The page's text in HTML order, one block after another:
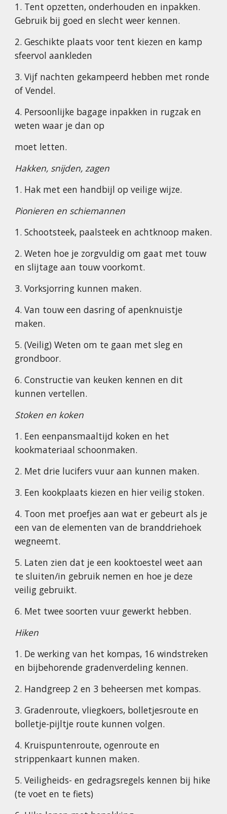
1. Tent opzetten, onderhouden en inpakken.
Gebruik bij goed en slecht weer kennen.
2. Geschikte plaats voor tent kiezen en kamp
sfeervol aankleden
3. Vijf nachten gekampeerd hebben met ronde
of Vendel.
4. Persoonlijke bagage inpakken in rugzak en
weten waar je dan op
moet letten.
Hakken, snijden, zagen
1. Hak met een handbijl op veilige wijze.
Pionieren en schiemannen
1. Schootsteek, paalsteek en achtknoop maken.
2. Weten hoe je zorgvuldig om gaat met touw
en slijtage aan touw voorkomt.
3. Vorksjorring kunnen maken.
4. Van touw een dasring of apenknuistje
maken.
5. (Veilig) Weten om te gaan met sleg en
grondboor.
6. Constructie van keuken kennen en dit
kunnen vertellen.
Stoken en koken
1. Een eenpansmaaltijd koken en het
kookmateriaal schoonmaken.
2. Met drie lucifers vuur aan kunnen maken.
3. Een kookplaats kiezen en hier veilig stoken.
4. Toon met proefjes aan wat er gebeurt als je
een van de elementen van de branddriehoek
wegneemt.
5. Laten zien dat je een kooktoestel weet aan
te sluiten/in gebruik nemen en hoe je deze
veilig gebruikt.
6. Met twee soorten vuur gewerkt hebben.
Hiken
1. De werking van het kompas, 16 windstreken
en bijbehorende gradenverdeling kennen.
2. Handgreep 2 en 3 beheersen met kompas.
3. Gradenroute, vliegkoers, bolletjesroute en
bolletje-pijltje route kunnen volgen.
4. Kruispuntenroute, ogenroute en
strippenkaart kunnen maken.
5. Veiligheids- en gedragsregels kennen bij hike
(te voet en te fiets)